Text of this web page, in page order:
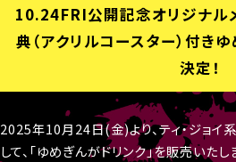
10.24FRI公開記念オリジナル
典（アクリルコースター）付き
決定！
2025年10月24日(金)より、ティ・ジョイ
して、「ゆめぎんがドリンク」を販売いた